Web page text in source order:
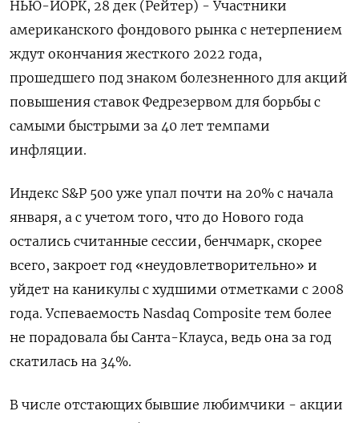
НЬЮ-ЙОРК, 28 дек (Рейтер) - Участники
американского фондового рынка с нетерпением
ждут окончания жесткого 2022 года,
прошедшего под знаком болезненного для акций
повышения ставок Федрезервом для борьбы с
самыми быстрыми за 40 лет темпами
инфляции.
Индекс S&P 500 уже упал почти на 20% с начала
января, а с учетом того, что до Нового года
остались считанные сессии, бенчмарк, скорее
всего, закроет год «неудовлетворительно» и
уйдет на каникулы с худшими отметками с 2008
года. Успеваемость Nasdaq Composite тем более
не порадовала бы Санта-Клауса, ведь она за год
скатилась на 34%.
В числе отстающих бывшие любимчики - акции